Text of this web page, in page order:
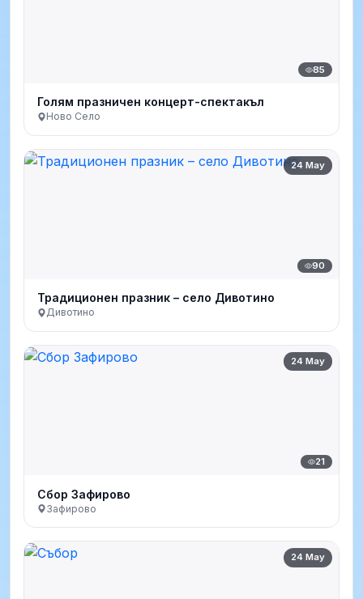
85
Голям празничен концерт-спектакъл
Ново Село
24 May
90
Традиционен празник – село Дивотино
Дивотино
24 May
21
Сбор Зафирово
Зафирово
24 May